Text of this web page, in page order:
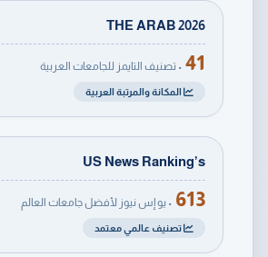
THE ARAB 2026
41 • تصنيف التايمز للجامعات العربية
المكانة والمرتبة العربية
US News Ranking’s
613 • يو إس نيوز لأفضل جامعات العالم
تصنيف عالمي معتمد